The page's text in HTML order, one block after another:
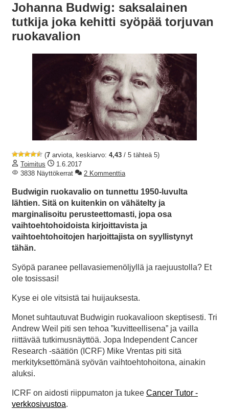
Johanna Budwig: saksalainen
tutkija joka kehitti syöpää torjuvan
ruokavalion
(7 arviota, keskiarvo: 4,43 / 5 tähteä 5)
Toimitus
1.6.2017
3838 Näyttökerrat
2 Kommenttia
Budwigin ruokavalio on tunnettu 1950-luvulta
lähtien. Sitä on kuitenkin on vähätelty ja
marginalisoitu perusteettomasti, jopa osa
vaihtoehtohoidoista kirjoittavista ja
vaihtoehtohoitojen harjoittajista on syyllistynyt
tähän.
Syöpä paranee pellavasiemenöljyllä ja raejuustolla? Et
ole tosissasi!
Kyse ei ole vitsistä tai huijauksesta.
Monet suhtautuvat Budwigin ruokavalioon skeptisesti. Tri
Andrew Weil piti sen tehoa ”kuvitteellisena” ja vailla
riittävää tutkimusnäyttöä. Jopa Independent Cancer
Research -säätiön (ICRF) Mike Vrentas piti sitä
merkityksettömänä syövän vaihtoehtohoitona, ainakin
aluksi.
ICRF on aidosti riippumaton ja tukee Cancer Tutor -
verkkosivustoa.